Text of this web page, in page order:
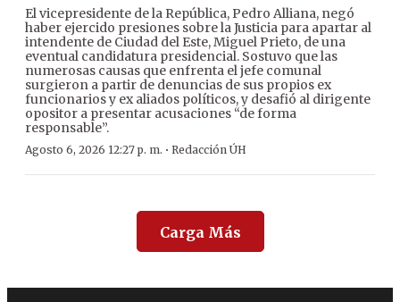
El vicepresidente de la República, Pedro Alliana, negó
haber ejercido presiones sobre la Justicia para apartar al
intendente de Ciudad del Este, Miguel Prieto, de una
eventual candidatura presidencial. Sostuvo que las
numerosas causas que enfrenta el jefe comunal
surgieron a partir de denuncias de sus propios ex
funcionarios y ex aliados políticos, y desafió al dirigente
opositor a presentar acusaciones “de forma
responsable”.
Agosto 6, 2026 12:27 p. m. · Redacción ÚH
Carga Más